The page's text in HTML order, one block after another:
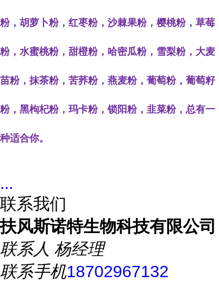
粉，胡萝卜粉，红枣粉，沙棘果粉，樱桃粉，草莓
粉，水蜜桃粉，甜橙粉，哈密瓜粉，雪梨粉，大麦
苗粉，抹茶粉，苦荞粉，燕麦粉，葡萄粉，葡萄籽
粉，黑枸杞粉，玛卡粉，锁阳粉，韭菜粉，总有一
种适合你。
...
联系我们
扶风斯诺特生物科技有限公司
联系人 杨经理
联系手机18702967132